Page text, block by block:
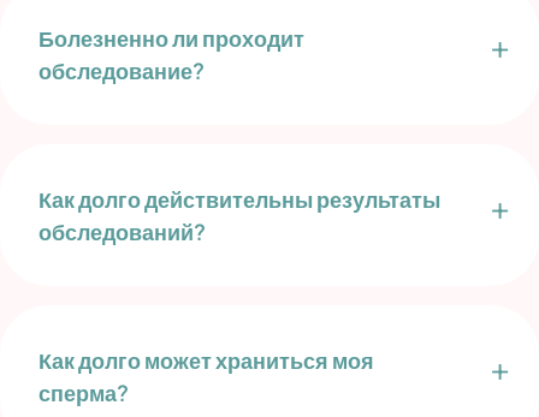
Болезненно ли проходит
обследование?
Как долго действительны результаты
обследований?
Как долго может храниться моя
сперма?